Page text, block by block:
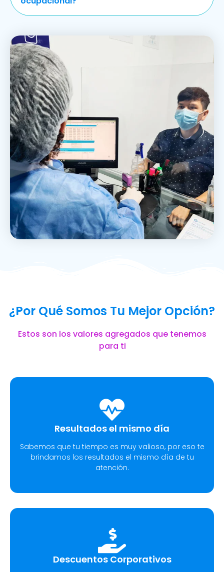
¿Por Qué Somos Tu Mejor Opción?
Estos son los valores agregados que tenemos
para ti
Resultados el mismo día
Sabemos que tu tiempo es muy valioso, por eso te
brindamos los resultados el mismo día de tu
atención.
Descuentos Corporativos